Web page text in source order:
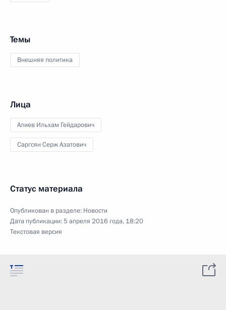
Темы
Внешняя политика
Лица
Алиев Ильхам Гейдарович
Саргсян Серж Азатович
Статус материала
Опубликован в разделе: Новости
Дата публикации:5 апреля 2016 года, 18:20
Текстовая версия